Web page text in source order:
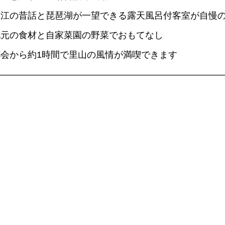
の昔話と琵琶湖が一望できる露天風呂付客室が自慢
の食材と自家菜園の野菜でおもてなし
から約1時間で里山の風情が満喫できます